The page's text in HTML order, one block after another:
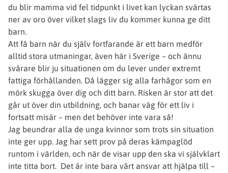
du blir mamma vid fel tidpunkt i livet kan lyckan svärtas
ner av oro över vilket slags liv du kommer kunna ge ditt
barn.
Att få barn när du själv fortfarande är ett barn medför
alltid stora utmaningar, även här i Sverige – och ännu
svårare blir ju situationen om du lever under extremt
fattiga förhållanden. Då lägger sig alla farhågor som en
mörk skugga över dig och ditt barn. Risken är stor att det
går ut över din utbildning, och banar väg för ett liv i
fortsatt misär – men det behöver inte vara så!
Jag beundrar alla de unga kvinnor som trots sin situation
inte ger upp. Jag har sett prov på deras kämpaglöd
runtom i världen, och när de visar upp den ska vi självklart
inte titta bort. Det är inte bara vårt ansvar att hjälpa till –